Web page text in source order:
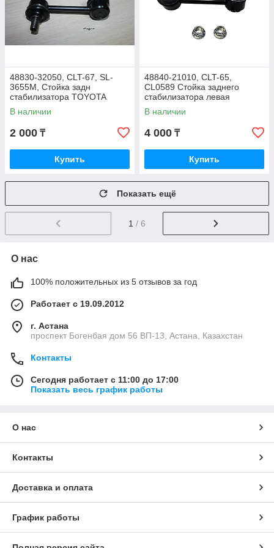
48830-32050, CLT-67, SL-
3655M, Стойка задн
стабилизатора TOYOTA
COROLLA NZE124 2000, 555
JAPAN
В наличии
2 000 ₸
Купить
48840-21010, CLT-65,
CL0589 Стойка заднего
стабилизатора левая
TOYOTA AVENSIS CALDINA
2002-2007, CTR KOREA
В наличии
4 000 ₸
Купить
Показать ещё
1 / 6
О нас
100% положительных из 5 отзывов за год
Работает с 19.09.2012
г. Астана
проспект Богенбая дом 56 ВП-13, Астана, Казахстан
Контакты
Сегодня работает с 11:00 до 17:00
Показать весь график работы
О нас
Контакты
Доставка и оплата
График работы